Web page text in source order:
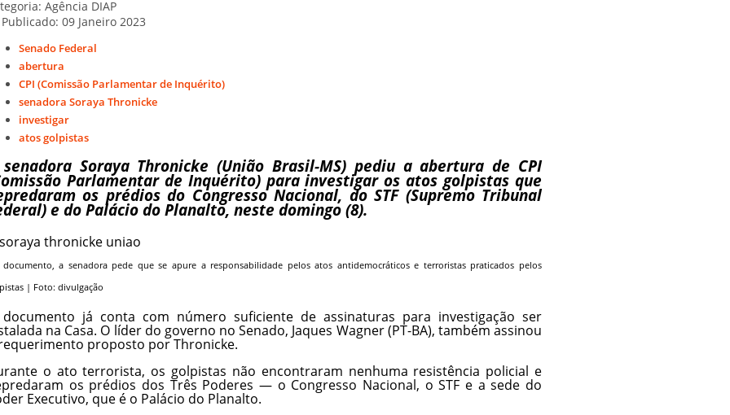
Agência DIAP
Publicado: 09 Janeiro 2023
Senado Federal
abertura
CPI (Comissão Parlamentar de Inquérito)
senadora Soraya Thronicke
investigar
atos golpistas
Soraya Thronicke (União Brasil-MS) pediu a abertura de CPI
Parlamentar de Inquérito) para investigar os atos golpistas que
os prédios do Congresso Nacional, do STF (Supremo Tribunal
e do Palácio do Planalto, neste domingo (8).
a senadora pede que se apure a responsabilidade pelos atos antidemocráticos e terroristas praticados pelos
| Foto: divulgação
já conta com número suficiente de assinaturas para investigação ser
na Casa. O líder do governo no Senado, Jaques Wagner (PT-BA), também assinou
proposto por Thronicke.
o ato terrorista, os golpistas não encontraram nenhuma resistência policial e
os prédios dos Três Poderes — o Congresso Nacional, o STF e a sede do
Executivo, que é o Palácio do Planalto.